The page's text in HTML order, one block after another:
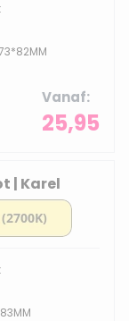
Vanaf
25,95
| Karel